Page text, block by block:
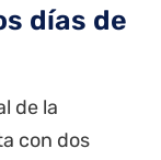
días de
de la
con dos